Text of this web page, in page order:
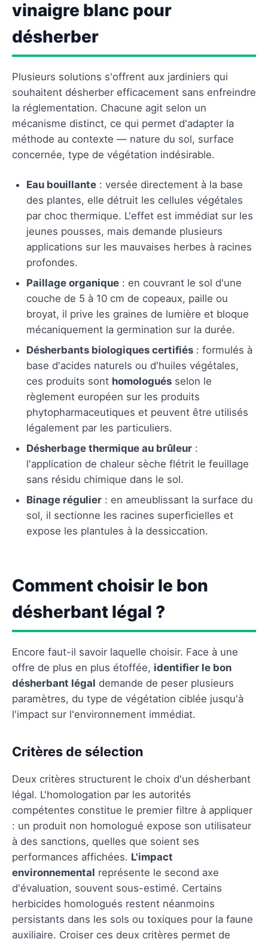
vinaigre blanc pour
désherber
Plusieurs solutions s'offrent aux jardiniers qui
souhaitent désherber efficacement sans enfreindre
la réglementation. Chacune agit selon un
mécanisme distinct, ce qui permet d'adapter la
méthode au contexte — nature du sol, surface
concernée, type de végétation indésirable.
Eau bouillante : versée directement à la base
des plantes, elle détruit les cellules végétales
par choc thermique. L'effet est immédiat sur les
jeunes pousses, mais demande plusieurs
applications sur les mauvaises herbes à racines
profondes.
Paillage organique : en couvrant le sol d'une
couche de 5 à 10 cm de copeaux, paille ou
broyat, il prive les graines de lumière et bloque
mécaniquement la germination sur la durée.
Désherbants biologiques certifiés : formulés à
base d'acides naturels ou d'huiles végétales,
ces produits sont homologués selon le
règlement européen sur les produits
phytopharmaceutiques et peuvent être utilisés
légalement par les particuliers.
Désherbage thermique au brûleur :
l'application de chaleur sèche flétrit le feuillage
sans résidu chimique dans le sol.
Binage régulier : en ameublissant la surface du
sol, il sectionne les racines superficielles et
expose les plantules à la dessiccation.
Comment choisir le bon
désherbant légal ?
Encore faut-il savoir laquelle choisir. Face à une
offre de plus en plus étoffée, identifier le bon
désherbant légal demande de peser plusieurs
paramètres, du type de végétation ciblée jusqu'à
l'impact sur l'environnement immédiat.
Critères de sélection
Deux critères structurent le choix d'un désherbant
légal. L'homologation par les autorités
compétentes constitue le premier filtre à appliquer
: un produit non homologué expose son utilisateur
à des sanctions, quelles que soient ses
performances affichées. L'impact
environnemental représente le second axe
d'évaluation, souvent sous-estimé. Certains
herbicides homologués restent néanmoins
persistants dans les sols ou toxiques pour la faune
auxiliaire. Croiser ces deux critères permet de